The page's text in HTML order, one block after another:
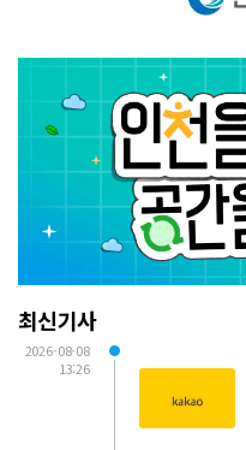
최신기사
2026-08-08
13:26